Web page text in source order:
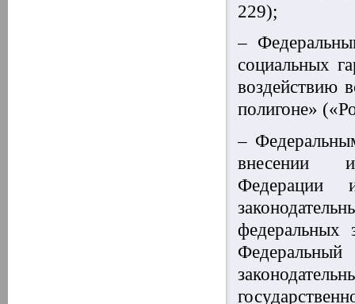
229);
–
социальных
воздействию
полигоне»
–
внесении
Федерации
федеральных